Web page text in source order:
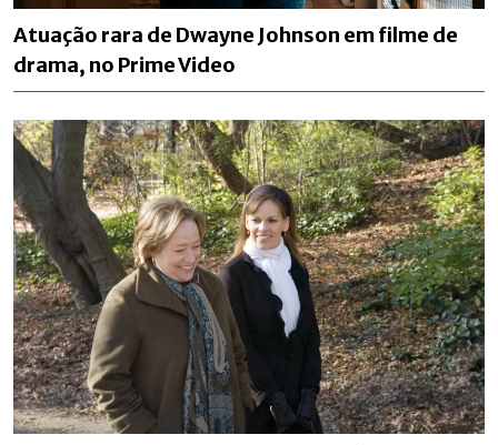
Atuação rara de Dwayne Johnson em filme de
drama, no Prime Video